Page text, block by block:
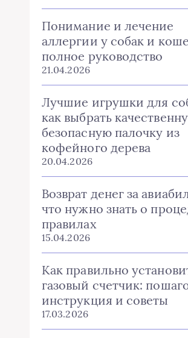
Понимание и лечение
аллергии у собак и
полное руководство
21.04.2026
Лучшие игрушки для
как выбрать
безопасную палочку из
кофейного дерева
20.04.2026
Возврат денег за
что нужно знать о
правилах
15.04.2026
Как правильно
газовый счетчик:
инструкция и советы
17.03.2026